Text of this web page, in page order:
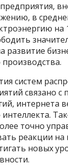
предприятия,
в
на
развитие
систем
связано
интернета
интеллекта.
точно
реакции на
новых